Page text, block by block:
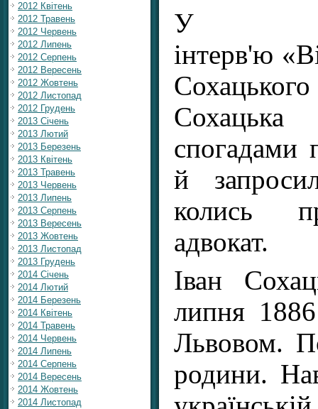
2012 Квітень
2012 Травень
2012 Червень
2012 Липень
2012 Серпень
2012 Вересень
2012 Жовтень
2012 Листопад
2012 Грудень
2013 Січень
2013 Лютий
2013 Березень
2013 Квітень
2013 Травень
2013 Червень
2013 Липень
2013 Серпень
2013 Вересень
2013 Жовтень
2013 Листопад
2013 Грудень
2014 Січень
2014 Лютий
2014 Березень
2014 Квітень
2014 Травень
2014 Червень
2014 Липень
2014 Серпень
2014 Вересень
2014 Жовтень
2014 Листопад
У
інтерв'ю
спогадами
й
колись
адвокат.
Іван
липня
Львовом.
родини.